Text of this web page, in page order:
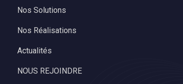
Nos Solutions
Nos Réalisations
Actualités
NOUS REJOINDRE